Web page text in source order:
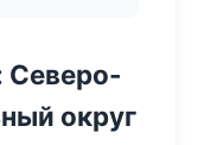
Северо-
округ